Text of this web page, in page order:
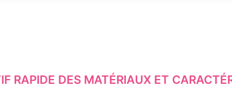
RAPIDE DES MATÉRIAUX ET